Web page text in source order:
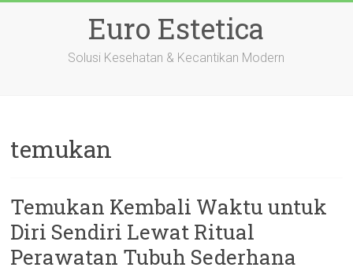
Euro Estetica
Solusi Kesehatan & Kecantikan Modern
temukan
Temukan Kembali Waktu untuk
Diri Sendiri Lewat Ritual
Perawatan Tubuh Sederhana